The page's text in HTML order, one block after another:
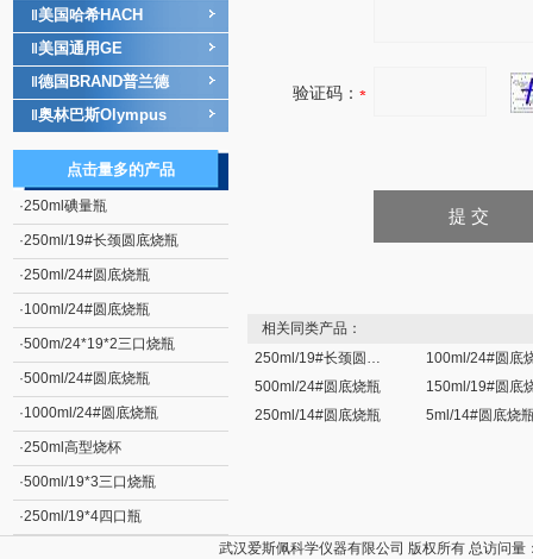
美国哈希HACH
美国通用GE
德国BRAND普兰德
奥林巴斯Olympus
点击量多的产品
·250ml碘量瓶
·250ml/19#长颈圆底烧瓶
·250ml/24#圆底烧瓶
·100ml/24#圆底烧瓶
·500m/24*19*2三口烧瓶
·500ml/24#圆底烧瓶
·1000ml/24#圆底烧瓶
·250ml高型烧杯
·500ml/19*3三口烧瓶
·250ml/19*4四口瓶
验证码：
相关同类产品：
250ml/19#长颈圆底烧瓶
100ml/24#圆底
500ml/24#圆底烧瓶
150ml/19#圆底
250ml/14#圆底烧瓶
5ml/14#圆底烧
武汉爱斯佩科学仪器有限公司 版权所有 总访问量